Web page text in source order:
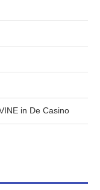
in De Casino